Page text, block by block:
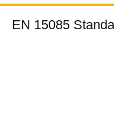
EN 15085